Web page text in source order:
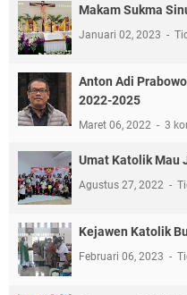
Makam Sukma
Januari 02, 2023
Anton Adi
2022-2025
Maret 06, 2022 3
Umat Katolik Mau
Agustus 27, 2022
Kejawen Katolik
Februari 06, 2023